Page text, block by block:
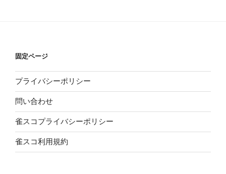
固定ページ
プライバシーポリシー
問い合わせ
雀スコプライバシーポリシー
雀スコ利用規約